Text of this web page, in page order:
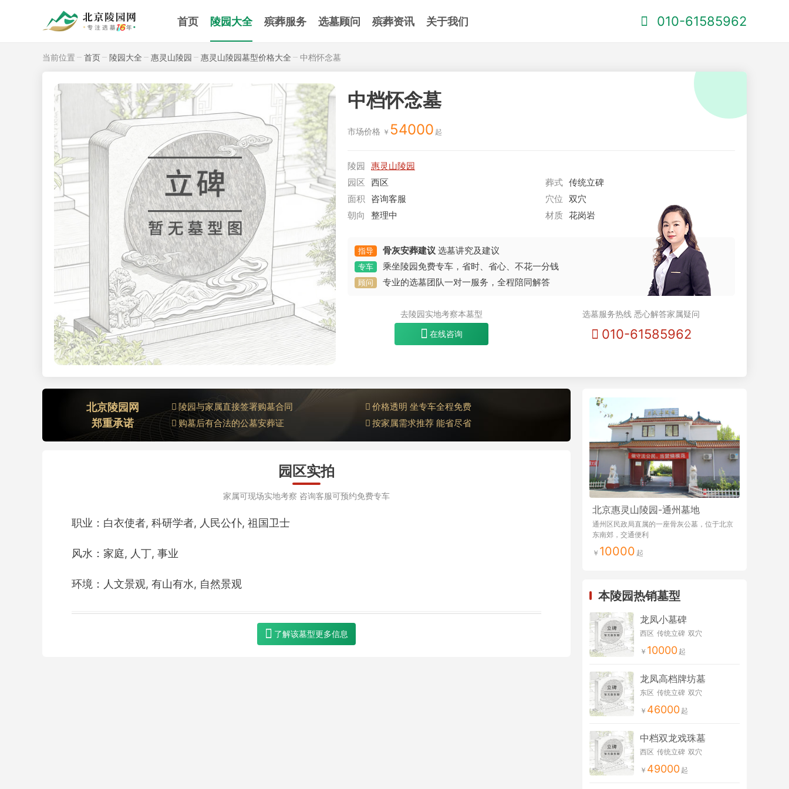
首页 陵园大全 殡葬服务 选墓顾问 殡葬资讯 关于我们 010-61585962
当前位置 首页 陵园大全 惠灵山陵园 惠灵山陵园墓型价格大全 中档怀念墓
中档怀念墓
市场价格 54000
陵园 惠灵山陵园
园区 西区 葬式 传统立碑
面积
咨询客服 穴位 双穴
朝向
整理中 材质 花岗岩
指导 骨灰安葬建议 选墓讲究及建议
专车 乘坐陵园免费专车，省时、省心、不花一分钱
顾问 专业的选墓团队一对一服务，全程陪同解答
去陵园实地考察本墓型
在线咨询
选墓服务热线 悉心解答家属疑问
010-61585962
北京陵园网
郑重承诺
陵园与家属直接签署购墓合同
价格透明 坐专车全程免费
购墓后有合法的公墓安葬证
按家属需求推荐 能省尽省
园区实拍
家属可现场实地考察 咨询客服可预约免费专车
职业：白衣使者, 科研学者, 人民公仆, 祖国卫士
风水：家庭, 人丁, 事业
环境：人文景观, 有山有水, 自然景观
了解该墓型更多信息
北京惠灵山陵园-通州墓地
通州区民政局直属的一座骨灰公墓，位于北京
东南郊，交通便利
10000
本陵园热销墓型
龙凤小墓碑
西区 传统立碑 双穴
10000
龙凤高档牌坊墓
东区 传统立碑 双穴
46000
中档双龙戏珠墓
西区 传统立碑 双穴
49000